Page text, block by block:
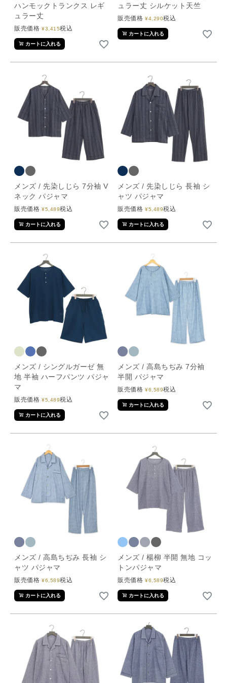
ハンモックトランクス レギ
ュラー丈
販売価格 ¥3,415税込
カートに入れる
ュラー丈 シルケット天竺
販売価格 ¥4,290税込
カートに入れる
メンズ / 先染しじら 7分袖 V
ネック パジャマ
販売価格 ¥5,489税込
カートに入れる
メンズ / 先染しじら 長袖 シ
ャツ パジャマ
販売価格 ¥5,489税込
カートに入れる
メンズ / シングルガーゼ 無
地 半袖 ハーフパンツ パジャ
マ
販売価格 ¥5,489税込
カートに入れる
メンズ / 高島ちぢみ 7分袖
半開 パジャマ
販売価格 ¥6,589税込
カートに入れる
メンズ / 高島ちぢみ 長袖 シ
ャツ パジャマ
販売価格 ¥6,589税込
カートに入れる
メンズ / 楊柳 半開 無地 コッ
トンパジャマ
販売価格 ¥6,589税込
カートに入れる